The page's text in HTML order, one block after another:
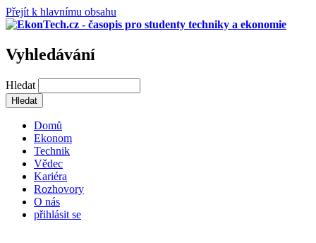
Přejít k hlavnímu obsahu
Vyhledávání
Hledat
Domů
Ekonom
Technik
Vědec
Kariéra
Rozhovory
O nás
přihlásit se